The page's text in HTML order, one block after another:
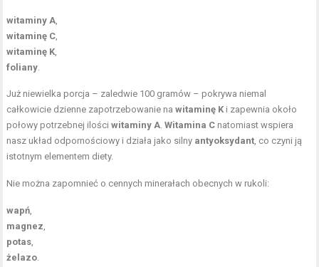
witaminy A
witaminę C
witaminę K
foliany
Już niewielka porcja – zaledwie 100 gramów – pokrywa niemal
całkowicie dzienne zapotrzebowanie nawitaminę K i zapewnia około
połowy potrzebnej ilościwitaminy A .Witamina C natomiast wspiera
nasz układ odpornościowy i działa jako silny antyoksydant , co czyni ją
istotnym elementem diety.
Nie można zapomnieć o cennych minerałach obecnych w rukoli:
wapń
magnez
potas
żelazo